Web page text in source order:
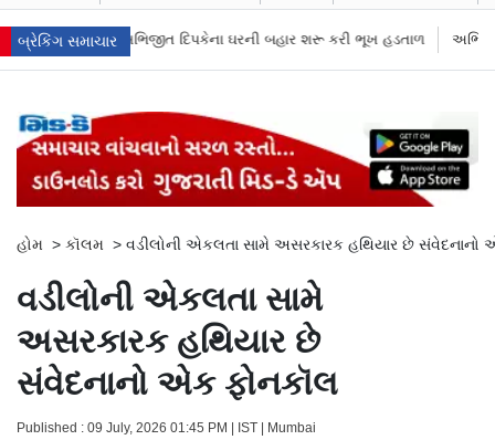
બ્રેકિંગ સમાચાર
બહાર શરૂ કરી ભૂખ હડતાળ અભિજીત દિપકેએ CJPની નવી નીતિ જાહેર
હોમ > કૉલમ > વડીલોની એકલતા સામે અસરકારક હથિયાર છે સંવેદનાનો
વડીલોની એકલતા સામે
અસરકારક હથિયાર છે
સંવેદનાનો એક ફોનકૉલ
Published : 09 July, 2026 01:45 PM | IST | Mumbai